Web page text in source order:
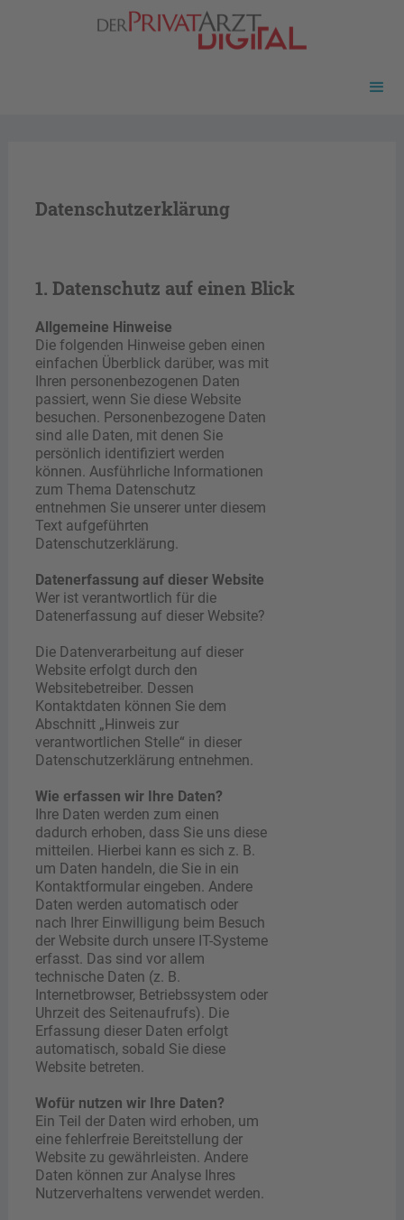
Datenschutzerklärung
1. Datenschutz auf einen Blick
Allgemeine Hinweise
Die folgenden Hinweise geben einen
einfachen Überblick darüber, was mit
Ihren personenbezogenen Daten
passiert, wenn Sie diese Website
besuchen. Personenbezogene Daten
sind alle Daten, mit denen Sie
persönlich identifiziert werden
können. Ausführliche Informationen
zum Thema Datenschutz
entnehmen Sie unserer unter diesem
Text aufgeführten
Datenschutzerklärung.
Datenerfassung auf dieser Website
Wer ist verantwortlich für die
Datenerfassung auf dieser Website?
Die Datenverarbeitung auf dieser
Website erfolgt durch den
Websitebetreiber. Dessen
Kontaktdaten können Sie dem
Abschnitt „Hinweis zur
verantwortlichen Stelle“ in dieser
Datenschutzerklärung entnehmen.
Wie erfassen wir Ihre Daten?
Ihre Daten werden zum einen
dadurch erhoben, dass Sie uns diese
mitteilen. Hierbei kann es sich z. B.
um Daten handeln, die Sie in ein
Kontaktformular eingeben. Andere
Daten werden automatisch oder
nach Ihrer Einwilligung beim Besuch
der Website durch unsere IT-Systeme
erfasst. Das sind vor allem
technische Daten (z. B.
Internetbrowser, Betriebssystem oder
Uhrzeit des Seitenaufrufs). Die
Erfassung dieser Daten erfolgt
automatisch, sobald Sie diese
Website betreten.
Wofür nutzen wir Ihre Daten?
Ein Teil der Daten wird erhoben, um
eine fehlerfreie Bereitstellung der
Website zu gewährleisten. Andere
Daten können zur Analyse Ihres
Nutzerverhaltens verwendet werden.